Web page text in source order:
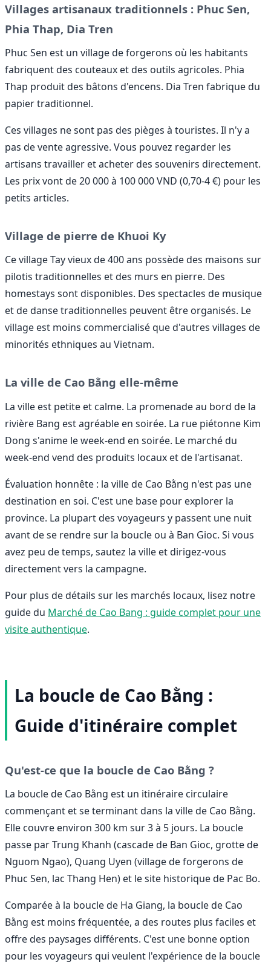
Villages artisanaux traditionnels : Phuc Sen,
Phia Thap, Dia Tren
Phuc Sen est un village de forgerons où les habitants
fabriquent des couteaux et des outils agricoles. Phia
Thap produit des bâtons d'encens. Dia Tren fabrique du
papier traditionnel.
Ces villages ne sont pas des pièges à touristes. Il n'y a
pas de vente agressive. Vous pouvez regarder les
artisans travailler et acheter des souvenirs directement.
Les prix vont de 20 000 à 100 000 VND (0,70-4 €) pour les
petits articles.
Village de pierre de Khuoi Ky
Ce village Tay vieux de 400 ans possède des maisons sur
pilotis traditionnelles et des murs en pierre. Des
homestays sont disponibles. Des spectacles de musique
et de danse traditionnelles peuvent être organisés. Le
village est moins commercialisé que d'autres villages de
minorités ethniques au Vietnam.
La ville de Cao Bằng elle-même
La ville est petite et calme. La promenade au bord de la
rivière Bang est agréable en soirée. La rue piétonne Kim
Dong s'anime le week-end en soirée. Le marché du
week-end vend des produits locaux et de l'artisanat.
Évaluation honnête : la ville de Cao Bằng n'est pas une
destination en soi. C'est une base pour explorer la
province. La plupart des voyageurs y passent une nuit
avant de se rendre sur la boucle ou à Ban Gioc. Si vous
avez peu de temps, sautez la ville et dirigez-vous
directement vers la campagne.
Pour plus de détails sur les marchés locaux, lisez notre
guide du Marché de Cao Bang : guide complet pour une
visite authentique.
La boucle de Cao Bằng :
Guide d'itinéraire complet
Qu'est-ce que la boucle de Cao Bằng ?
La boucle de Cao Bằng est un itinéraire circulaire
commençant et se terminant dans la ville de Cao Bằng.
Elle couvre environ 300 km sur 3 à 5 jours. La boucle
passe par Trung Khanh (cascade de Ban Gioc, grotte de
Nguom Ngao), Quang Uyen (village de forgerons de
Phuc Sen, lac Thang Hen) et le site historique de Pac Bo.
Comparée à la boucle de Ha Giang, la boucle de Cao
Bằng est moins fréquentée, a des routes plus faciles et
offre des paysages différents. C'est une bonne option
pour les voyageurs qui veulent l'expérience de la boucle